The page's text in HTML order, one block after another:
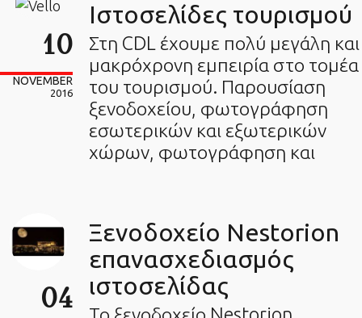
10
NOVEMBER
2016
Ιστοσελίδες τουρισμού
Στη CDL έχουμε πολύ μεγάλη και
μακρόχρονη εμπειρία στο τομέα
του τουρισμού. Παρουσίαση
ξενοδοχείου, φωτογράφηση
εσωτερικών και εξωτερικών
χώρων, φωτογράφηση και
04
Ξενοδοχείο Nestorion
επανασχεδιασμός
ιστοσελίδας